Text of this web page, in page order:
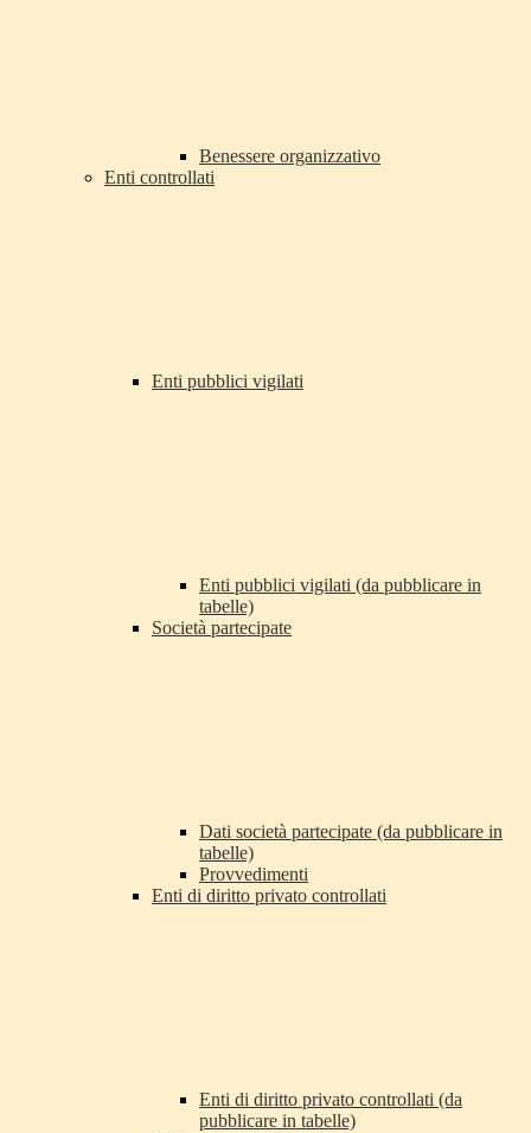
Benessere organizzativo
Enti controllati
Enti pubblici vigilati
Enti pubblici vigilati (da pubblicare in
tabelle)
Società partecipate
Dati società partecipate (da pubblicare in
tabelle)
Provvedimenti
Enti di diritto privato controllati
Enti di diritto privato controllati (da
pubblicare in tabelle)